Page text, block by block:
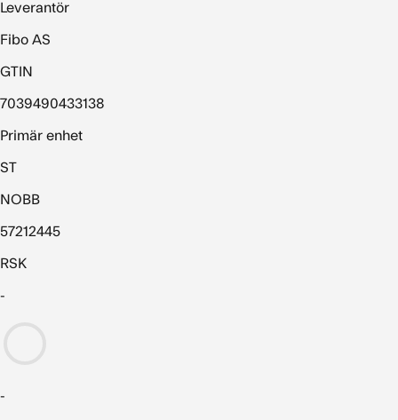
Leverantör
Fibo AS
GTIN
7039490433138
Primär enhet
ST
NOBB
57212445
RSK
-
-